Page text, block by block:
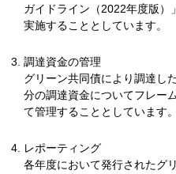
ガイドライン（2022年度版）
実施することとしています。
調達資金の管理
グリーン共同債により調達し
分の調達資金についてフレー
て管理することとしています。
レポーティング
各年度において発行されたグ